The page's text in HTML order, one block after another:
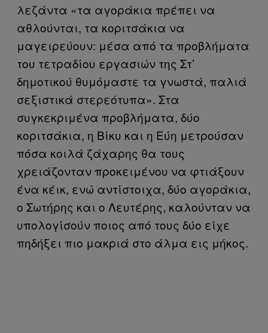
λεζάντα «τα αγοράκια πρέπει να
αθλούνται, τα κοριτσάκια να
μαγειρεύουν: μέσα από τα προβλήματα
του τετραδίου εργασιών της Στ’
δημοτικού θυμόμαστε τα γνωστά, παλιά
σεξιστικά στερεότυπα». Στα
συγκεκριμένα προβλήματα, δύο
κοριτσάκια, η Βίκυ και η Εύη μετρούσαν
πόσα κοιλά ζάχαρης θα τους
χρειάζονταν προκειμένου να φτιάξουν
ένα κέικ, ενώ αντίστοιχα, δύο αγοράκια,
ο Σωτήρης και ο Λευτέρης, καλούνταν να
υπολογίσούν ποιος από τους δύο είχε
πηδήξει πιο μακριά στο άλμα εις μήκος.